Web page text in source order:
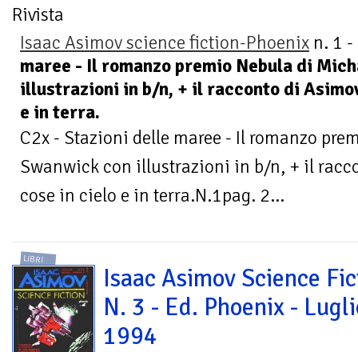
Rivista
Isaac Asimov science fiction-Phoenix n. 1
maree - Il romanzo premio Nebula di
illustrazioni in b/n, + il racconto di
e in terra.
C2x - Stazioni delle maree - Il romanzo
Swanwick con illustrazioni in b/n, + il
cose in cielo e in terra.N.1pag. 2...
LIBRI
Isaac Asimov Science
N. 3 - Ed. Phoenix -
1994